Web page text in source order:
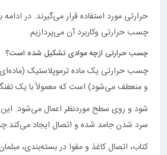
حرارتی مورد استفاده قرار می‌گیرند. در
چسب حرارتی وکاربرد آن می‌پردازیم.
چسب حرارتی ازچه موادی تشکیل شده است؟
چسب حرارتی یک ماده ترموپلاستیک (ماده‌ای
و منعطف می‌شود) است که معمولاً با یک
شود و روی سطح موردنظر اعمال می‌شود.
سرد شدن جامد شده و اتصال ایجاد
کتاب، اتصال کاغذ و مقوا در بسته‌بندی،